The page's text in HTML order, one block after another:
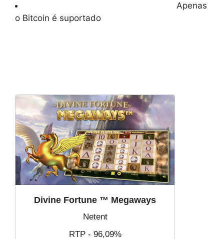
Apenas
o Bitcoin é suportado
Divine Fortune ™ Megaways
Netent
RTP - 96,09%